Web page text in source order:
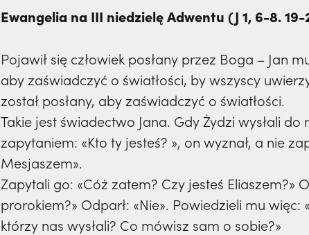
Ewangelia na III niedzielę Adwentu (J 1, 6-8.
Pojawił się człowiek posłany przez Boga – Jan
aby zaświadczyć o światłości, by wszyscy
został posłany, aby zaświadczyć o światłości.
Takie jest świadectwo Jana. Gdy Żydzi wysłali
zapytaniem: «Kto ty jesteś? », on wyznał, a nie
Mesjaszem».
Zapytali go: «Cóż zatem? Czy jesteś Eliaszem?»
prorokiem?» Odparł: «Nie». Powiedzieli mu
którzy nas wysłali? Co mówisz sam o sobie?»